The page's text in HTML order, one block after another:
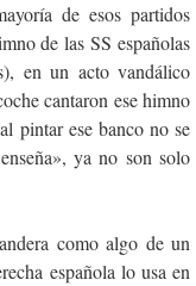
de esos partidos
de las SS españolas
en un acto vandálico
cantaron ese himno
pintar ese banco no se
ya no son solo
como algo de un
española lo usa en